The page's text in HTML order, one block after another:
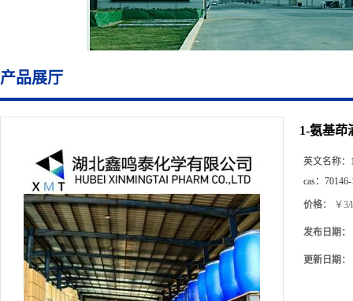
产品展厅
1-氨基茚
英文名称：
cas：
价格： ￥3/
发布日期：
更新日期：